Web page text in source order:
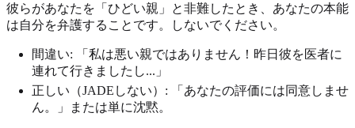
彼らがあなたを「ひどい親」と非難したとき、あなたの本能
は自分を弁護することです。しないでください。
間違い: 「私は悪い親ではありません！昨日彼を医者に
連れて行きましたし...」
正しい（JADEしない）: 「あなたの評価には同意しませ
ん。」または単に沈黙。